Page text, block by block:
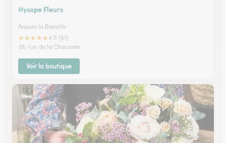
Hysope Fleurs
Arques la Bataille
★★★★★4.5 (61)
39, rue de la Chaussée
Voir la boutique